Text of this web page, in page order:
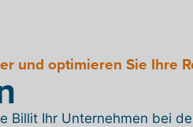
und optimieren Sie Ihre
Billit Ihr Unternehmen bei